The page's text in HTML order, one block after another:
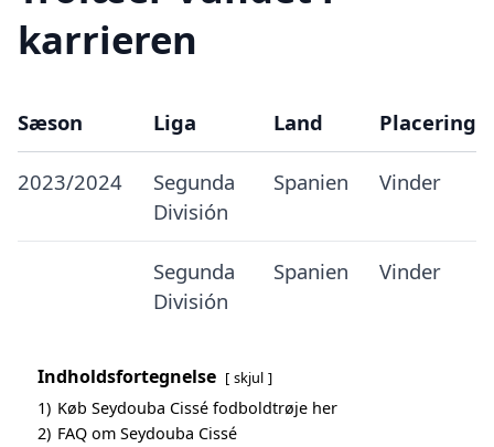
karrieren
Sæson Liga Land Placering
2023/2024
Segunda
División
Spanien Vinder
Segunda
División
Spanien Vinder
Indholdsfortegnelse skjul
1) Køb Seydouba Cissé fodboldtrøje her
2) FAQ om Seydouba Cissé